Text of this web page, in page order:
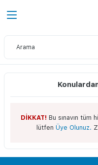
DİKKAT! Bu sınavın tüm
lütfen Üye Olunuz.